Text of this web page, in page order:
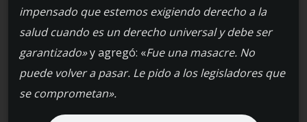
impensado que estemos exigiendo derecho a la
salud cuando es un derecho universal y debe ser
garantizado»y agregó: «Fue una masacre. No
puede volver a pasar. Le pido a los legisladores que
se comprometan».